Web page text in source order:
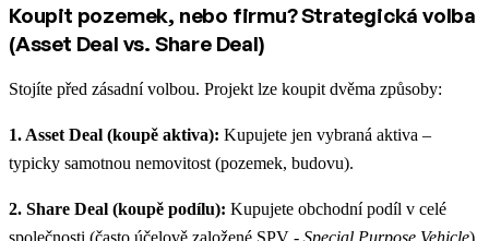
Koupit pozemek, nebo firmu? Strategická volba
(Asset Deal vs. Share Deal)
Stojíte před zásadní volbou. Projekt lze koupit dvěma způsoby:
1. Asset Deal (koupě aktiva): Kupujete jen vybraná aktiva –
typicky samotnou nemovitost (pozemek, budovu).
2. Share Deal (koupě podílu): Kupujete obchodní podíl v celé
společnosti (často účelově založené SPV - Special Purpose Vehicle),